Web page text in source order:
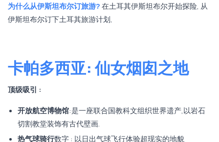
为什么从伊斯坦布尔订旅游?在土耳其伊斯坦布尔开始探险, 从
伊斯坦布尔订下土耳其旅游计划,
卡帕多西亚: 仙女烟囱之地
顶级吸引 :
开放航空博物馆:是一座联合国教科文组织世界遗产,以岩石
切割教堂装饰有古代壁画.
热气球骑行数字 : 以日出气球飞行体验超现实的地貌